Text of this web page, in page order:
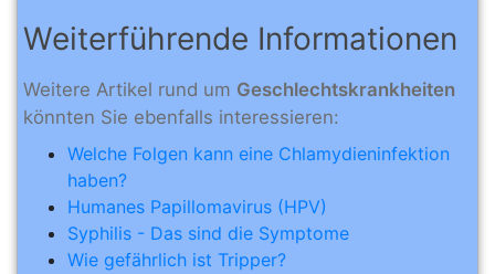
Weiterführende Informationen
Weitere Artikel rund um Geschlechtskrankheiten
könnten Sie ebenfalls interessieren:
Welche Folgen kann eine Chlamydieninfektion
haben?
Humanes Papillomavirus (HPV)
Syphilis - Das sind die Symptome
Wie gefährlich ist Tripper?